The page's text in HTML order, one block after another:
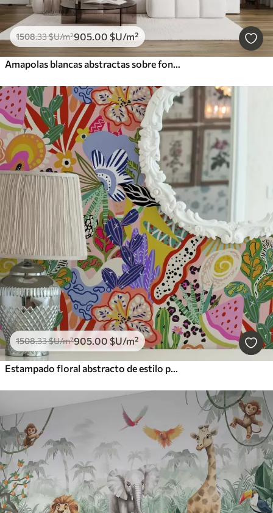
1508.33$U/m²905.00 $U/m²
Amapolas blancas abstractas sobre fondo azul, imitación de pinceladas
1508.33$U/m²905.00 $U/m²
Estampado floral abstracto de estilo pop art